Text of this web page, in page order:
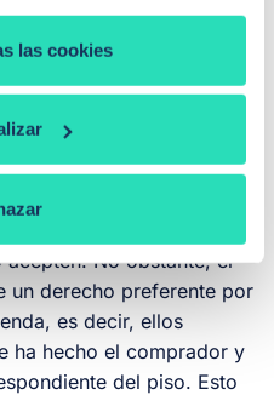
las cookies
parte de un piso
piso heredado, aunque el
vender su parte. Por
No obstante, el
un derecho preferente por
es decir, ellos
ha hecho el comprador y
del piso. Esto